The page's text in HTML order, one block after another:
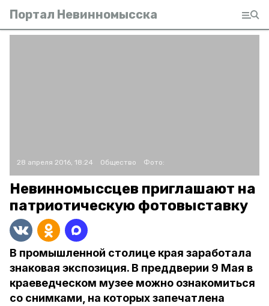
Портал Невинномысска
28 апреля 2016, 18:24 Общество Фото:
Невинномыссцев приглашают на
патриотическую фотовыставку
В промышленной столице края заработала
знаковая экспозиция. В преддверии 9 Мая в
краеведческом музее можно ознакомиться
со снимками, на которых запечатлена